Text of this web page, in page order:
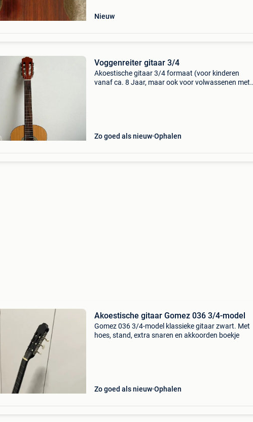
Nieuw
Voggenreiter gitaar 3/4
Akoestische gitaar 3/4 formaat (voor kinderen
vanaf ca. 8 Jaar, maar ook voor volwassenen met
Zo goed als nieuw Ophalen
Akoestische gitaar Gomez 036 3/4-model
Gomez 036 3/4-model klassieke gitaar zwart. Met
hoes, stand, extra snaren en akkoorden boekje
Zo goed als nieuw Ophalen